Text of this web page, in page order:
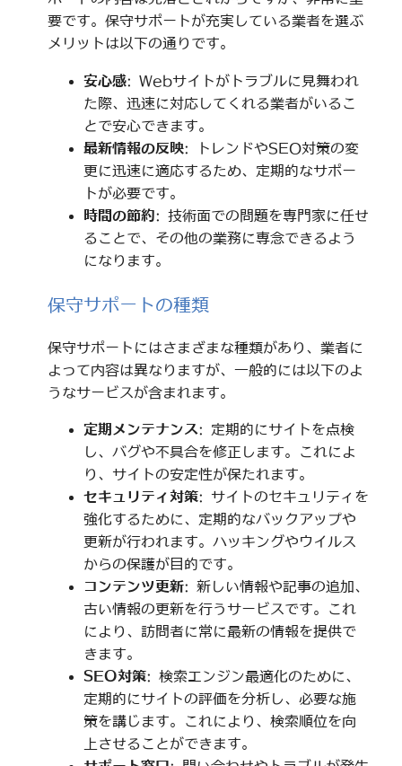
要です。保守サポートが充実している業者を選ぶ
メリットは以下の通りです。
安心感: Webサイトがトラブルに見舞われ
た際、迅速に対応してくれる業者がいるこ
とで安心できます。
最新情報の反映: トレンドやSEO対策の変
更に迅速に適応するため、定期的なサポー
トが必要です。
時間の節約: 技術面での問題を専門家に任せ
ることで、その他の業務に専念できるよう
になります。
保守サポートの種類
保守サポートにはさまざまな種類があり、業者に
よって内容は異なりますが、一般的には以下のよ
うなサービスが含まれます。
定期メンテナンス: 定期的にサイトを点検
し、バグや不具合を修正します。これによ
り、サイトの安定性が保たれます。
セキュリティ対策: サイトのセキュリティを
強化するために、定期的なバックアップや
更新が行われます。ハッキングやウイルス
からの保護が目的です。
コンテンツ更新: 新しい情報や記事の追加、
古い情報の更新を行うサービスです。これ
により、訪問者に常に最新の情報を提供で
きます。
SEO対策: 検索エンジン最適化のために、
定期的にサイトの評価を分析し、必要な施
策を講じます。これにより、検索順位を向
上させることができます。